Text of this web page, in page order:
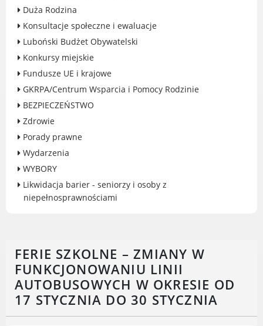
MIASTO LUBOŃ
Władze Miasta
O mieście
Luboński Szlak Architektury
Śladami historii Lubonia
Gry miejskie
Kultura
Komenda Straży Miejskiej Miasta
Luboń
Informator Miasta Luboń
Ogłoszenia o pracę
Plaża Miejska przy ul. Rzecznej w
Luboniu
FERIE SZKOLNE – ZMIANY W
FUNKCJONOWANIU LINII
AUTOBUSOWYCH W OKRESIE OD
17 STYCZNIA DO 30 STYCZNIA
Duża Rodzina
Konsultacje społeczne i ewaluacje
Luboński Budżet Obywatelski
Konkursy miejskie
Fundusze UE i krajowe
GKRPA/Centrum Wsparcia i Pomocy Rodzinie
BEZPIECZEŃSTWO
Zdrowie
Porady prawne
Wydarzenia
WYBORY
Likwidacja barier - seniorzy i osoby z
niepełnosprawnościami